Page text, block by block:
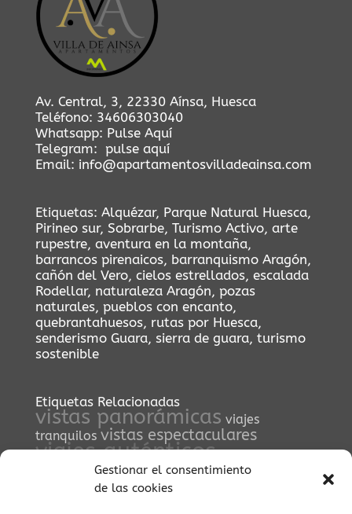
Gestionar el consentimiento
de las cookies
Av. Central, 3, 22330 Aínsa, Huesca
Teléfono: 34606303040
Whatsapp: Pulse Aquí
Telegram: pulse aquí
Email: info@apartamentosvilladeainsa.com
Etiquetas: Alquézar, Parque Natural Huesca,
Pirineo sur, Sobrarbe, Turismo Activo, arte
rupestre, aventura en la montaña,
barrancos pirenaicos, barranquismo Aragón,
cañón del Vero, cielos estrellados, escalada
Rodellar, naturaleza Aragón, pozas
naturales, pueblos con encanto,
quebrantahuesos, rutas por Huesca,
senderismo Guara, sierra de guara, turismo
sostenible
Etiquetas Relacionadas
vistas panorámicas viajes
tranquilos vistas espectaculares
viajes auténticos
cultural en el Pirineo visitas guiadas Vía Verde Ara
vida cultural en pueblos